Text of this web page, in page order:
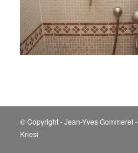
© Copyright - Jean-Yves Gommerel -
Kriesi